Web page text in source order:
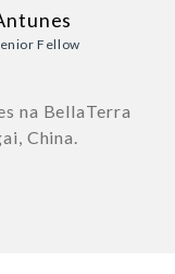
Fellow
na BellaTerra
China.